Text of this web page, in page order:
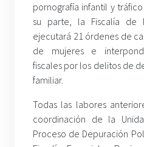
pornografía infantil y
su parte, la Fiscalía de
ejecutará 21 órdenes de
de mujeres e
fiscales por los delitos de
familiar.
Todas las labores
coordinación de la
Proceso de Depuración